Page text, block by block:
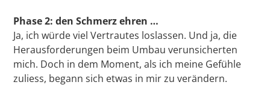
Phase 2: den Schmerz ehren …
Ja, ich würde viel Vertrautes loslassen. Und ja, die
Herausforderungen beim Umbau verunsicherten
mich. Doch in dem Moment, als ich meine Gefühle
zuliess, begann sich etwas in mir zu verändern.